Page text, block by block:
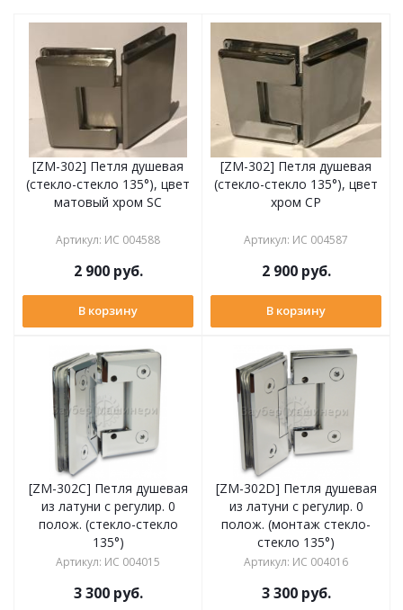
[ZM-302] Петля душевая
(стекло-стекло 135°), цвет
матовый хром SC
Артикул: ИС 004588
2 900руб.
В корзину
[ZM-302] Петля душевая
(стекло-стекло 135°), цвет
хром CP
Артикул: ИС 004587
2 900руб.
В корзину
[ZM-302C] Петля душевая
из латуни с регулир. 0
полож. (стекло-стекло
135°)
Артикул: ИС 004015
3 300руб.
[ZM-302D] Петля душевая
из латуни с регулир. 0
полож. (монтаж стекло-
стекло 135°)
Артикул: ИС 004016
3 300руб.